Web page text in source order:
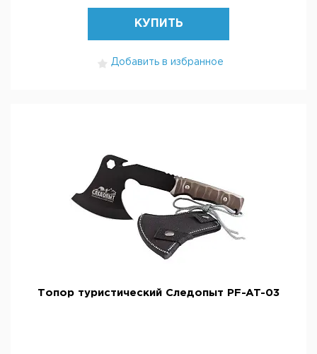
КУПИТЬ
Добавить в избранное
Топор туристический Следопыт PF-AT-03